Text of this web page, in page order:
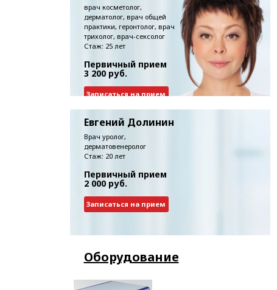
врач косметолог,
дерматолог, врач общей
практики, геронтолог, врач
трихолог, врач-сексолог
Стаж: 25 лет
Первичный прием
3 200 руб.
Записаться на прием
Евгений Долинин
Врач уролог,
дерматовенеролог
Стаж: 20 лет
Первичный прием
2 000 руб.
Записаться на прием
Оборудование